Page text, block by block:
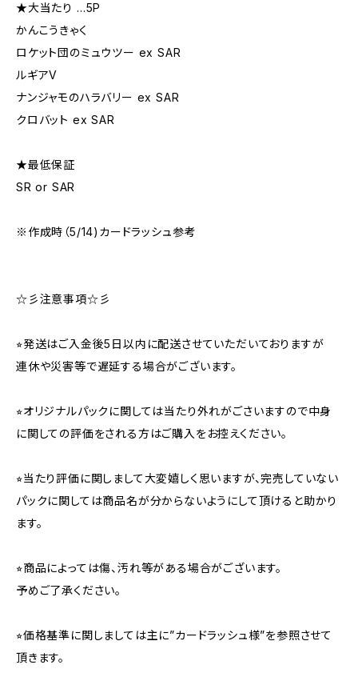
★大当たり …5P
かんこうきゃく
ロケット団のミュウツー ex SAR
ルギアV
ナンジャモのハラバリー ex SAR
クロバット ex SAR
★最低保証
SR or SAR
※作成時（5/14)カードラッシュ参考
☆彡注意事項☆彡
⭐︎発送はご入金後5日以内に配送させていただいておりますが
連休や災害等で遅延する場合がございます。
⭐︎オリジナルパックに関しては当たり外れがごさいますので中身
に関しての評価をされる方はご購入をお控えください。
⭐︎当たり評価に関しまして大変嬉しく思いますが、完売していない
パックに関しては商品名が分からないようにして頂けると助かり
ます。
⭐︎商品によっては傷、汚れ等がある場合がございます。
予めご了承ください。
⭐︎価格基準に関しましては主に”カードラッシュ様”を参照させて
頂きます。